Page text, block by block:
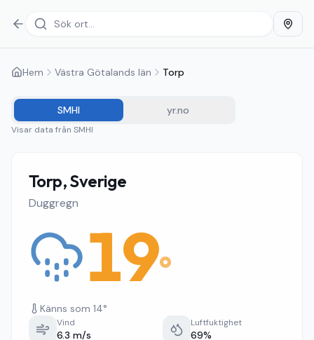
Hem Västra Götalands län Torp
SMHI yr.no
Visar data från SMHI
Torp, Sverige
Duggregn
19°
Känns som 14°
Vind
6.3 m/s
Luftfuktighet
69%